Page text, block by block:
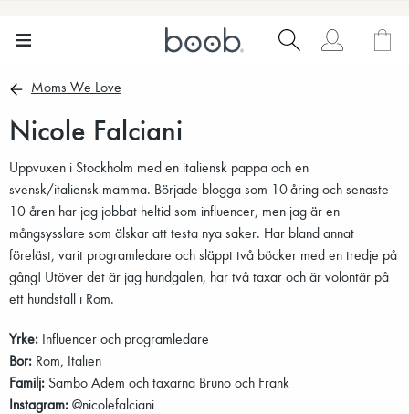
Moms We Love
Nicole Falciani
Uppvuxen i Stockholm med en italiensk pappa och en
svensk/italiensk mamma. Började blogga som 10-åring och senaste
10 åren har jag jobbat heltid som influencer, men jag är en
mångsysslare som älskar att testa nya saker. Har bland annat
föreläst, varit programledare och släppt två böcker med en tredje på
gång! Utöver det är jag hundgalen, har två taxar och är volontär på
ett hundstall i Rom.
Yrke: Influencer och programledare
Bor: Rom, Italien
Familj: Sambo Adem och taxarna Bruno och Frank
Instagram: @nicolefalciani